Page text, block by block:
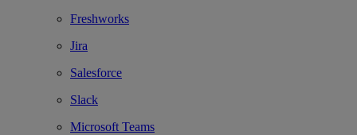
Freshworks
Jira
Salesforce
Slack
Microsoft Teams